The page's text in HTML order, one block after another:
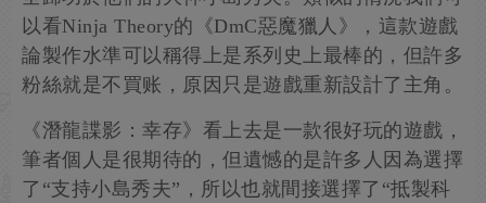
以看Ninja Theory的《DmC惡魔獵人》，這款遊戲
論製作水準可以稱得上是系列史上最棒的，但許多
粉絲就是不買账，原因只是遊戲重新設計了主角。
《潛龍諜影：幸存》看上去是一款很好玩的遊戲，
筆者個人是很期待的，但遺憾的是許多人因為選擇
了“支持小島秀夫”，所以也就間接選擇了“抵製科